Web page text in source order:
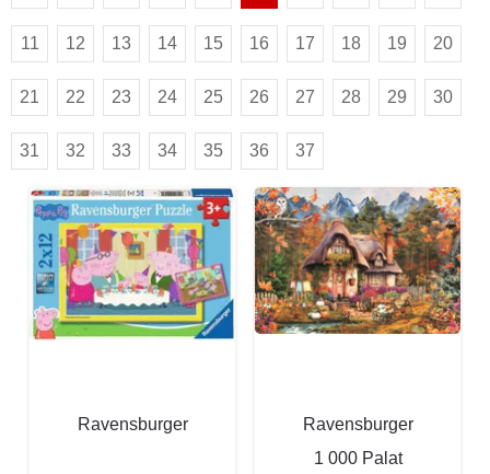
11 12 13 14 15 16 17 18 19 20
21 22 23 24 25 26 27 28 29 30
31 32 33 34 35 36 37
Ravensburger
Ravensburger
1 000 Palat